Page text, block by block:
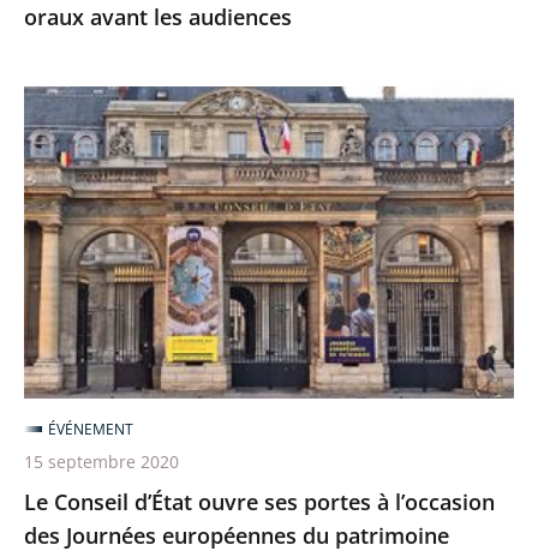
oraux avant les audiences
Le
Conseil
d’État
ouvre
ses
portes
à
l’occasion
des
Journées
européennes
du
patrimoine
Le Conseil d’État ouvre ses portes à l’occasion
des Journées européennes du patrimoine
ÉVÉNEMENT
15 septembre 2020